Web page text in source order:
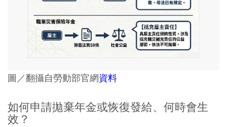
圖／翻攝自勞動部官網資料
如何申請拋棄年金或恢復發給、何時會生
效？